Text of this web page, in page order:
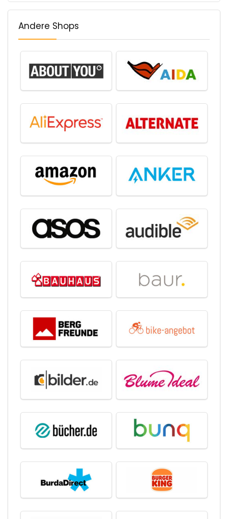
Andere Shops